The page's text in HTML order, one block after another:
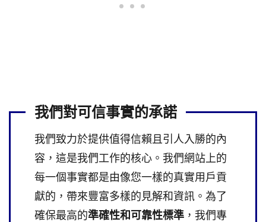
我們對可信事實的承諾
我們致力於提供值得信賴且引人入勝的內
容，這是我們工作的核心。我們網站上的
每一個事實都是由像您一樣的真實用戶貢
獻的，帶來豐富多樣的見解和資訊。為了
確保最高的準確性和可靠性標準 ，我們專